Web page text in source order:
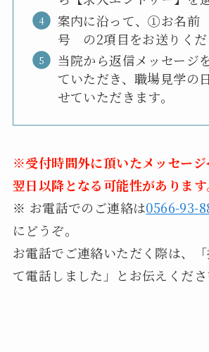
案内に沿って、①お名
号 の2項目をお送りくだ
当院から返信メッセージ
ていただき、職場見学の
せていただきます。
※受付時間外に頂いたメッセージ
翌日以降となる可能性があります
※ お電話でのご連絡は0566-93-
にどうぞ。
お電話でご連絡いただく際は、
て電話しました」とお伝えくださ